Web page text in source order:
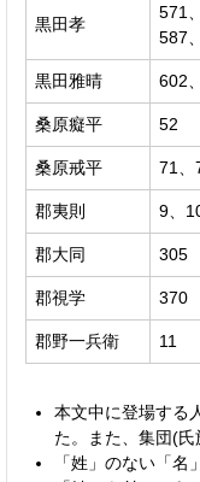
黒田孝
571
587
黒田雅晴 602
桑原癡平 52
桑原戒平 71、
郡夷則 9、
郡大同 305
郡視学 370
郡野一兵衛 11
本文中に登場する
た。また、集団(氏
「姓」のない「名